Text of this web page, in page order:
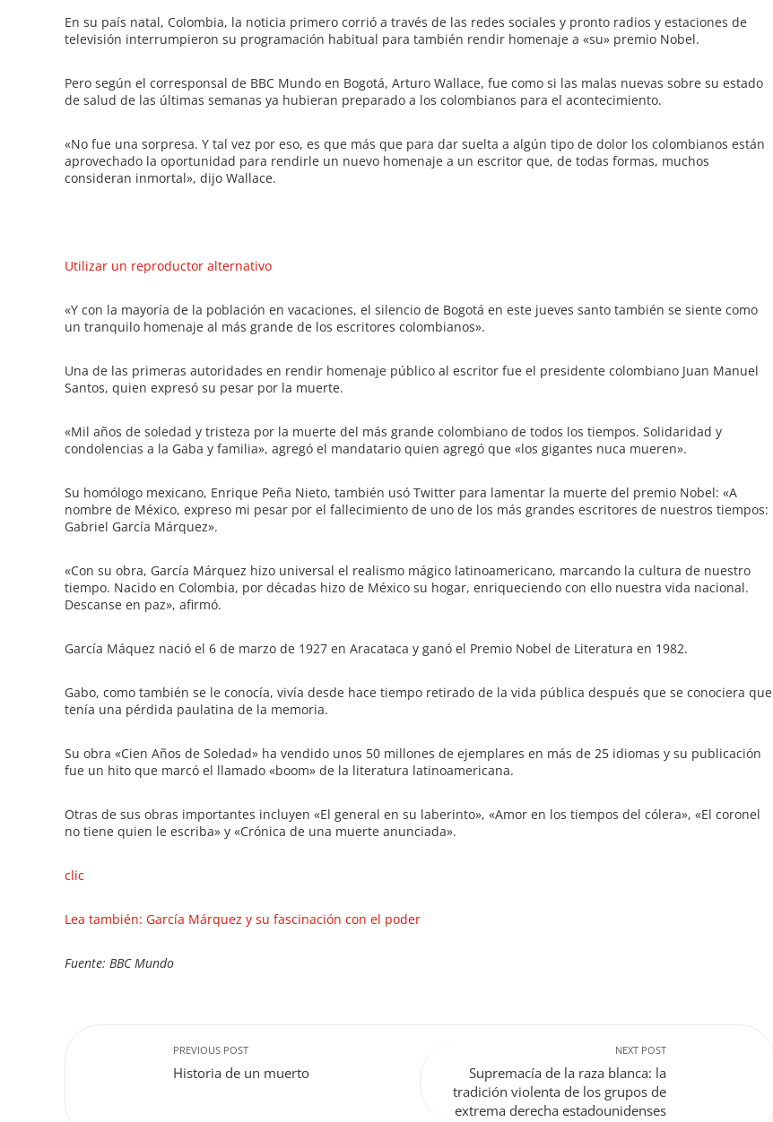
En su país natal, Colombia, la noticia primero corrió a través de las redes sociales y pronto radios y estaciones de
televisión interrumpieron su programación habitual para también rendir homenaje a «su» premio Nobel.
Pero según el corresponsal de BBC Mundo en Bogotá, Arturo Wallace, fue como si las malas nuevas sobre su estado
de salud de las últimas semanas ya hubieran preparado a los colombianos para el acontecimiento.
«No fue una sorpresa. Y tal vez por eso, es que más que para dar suelta a algún tipo de dolor los colombianos están
aprovechado la oportunidad para rendirle un nuevo homenaje a un escritor que, de todas formas, muchos
consideran inmortal», dijo Wallace.
Utilizar un reproductor alternativo
«Y con la mayoría de la población en vacaciones, el silencio de Bogotá en este jueves santo también se siente como
un tranquilo homenaje al más grande de los escritores colombianos».
Una de las primeras autoridades en rendir homenaje público al escritor fue el presidente colombiano Juan Manuel
Santos, quien expresó su pesar por la muerte.
«Mil años de soledad y tristeza por la muerte del más grande colombiano de todos los tiempos. Solidaridad y
condolencias a la Gaba y familia», agregó el mandatario quien agregó que «los gigantes nuca mueren».
Su homólogo mexicano, Enrique Peña Nieto, también usó Twitter para lamentar la muerte del premio Nobel: «A
nombre de México, expreso mi pesar por el fallecimiento de uno de los más grandes escritores de nuestros tiempos:
Gabriel García Márquez».
«Con su obra, García Márquez hizo universal el realismo mágico latinoamericano, marcando la cultura de nuestro
tiempo. Nacido en Colombia, por décadas hizo de México su hogar, enriqueciendo con ello nuestra vida nacional.
Descanse en paz», afirmó.
García Máquez nació el 6 de marzo de 1927 en Aracataca y ganó el Premio Nobel de Literatura en 1982.
Gabo, como también se le conocía, vivía desde hace tiempo retirado de la vida pública después que se conociera que
tenía una pérdida paulatina de la memoria.
Su obra «Cien Años de Soledad» ha vendido unos 50 millones de ejemplares en más de 25 idiomas y su publicación
fue un hito que marcó el llamado «boom» de la literatura latinoamericana.
Otras de sus obras importantes incluyen «El general en su laberinto», «Amor en los tiempos del cólera», «El coronel
no tiene quien le escriba» y «Crónica de una muerte anunciada».
clic
Lea también: García Márquez y su fascinación con el poder
Fuente: BBC Mundo
PREVIOUS POST
Historia de un muerto
NEXT POST
Supremacía de la raza blanca: la
tradición violenta de los grupos de
extrema derecha estadounidenses